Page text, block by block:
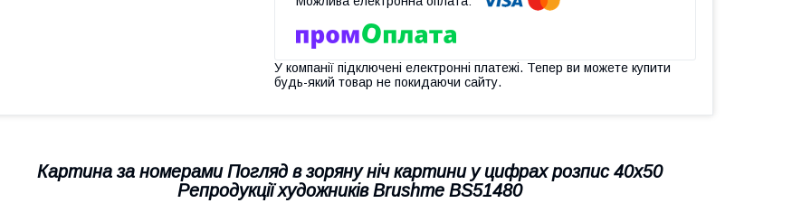
У компанії підключені електронні платежі. Тепер ви можете купити
будь-який товар не покидаючи сайту.
Картина за номерами Погляд в зоряну ніч картини у цифрах розпис 40х50
Репродукції художників Brushme BS51480